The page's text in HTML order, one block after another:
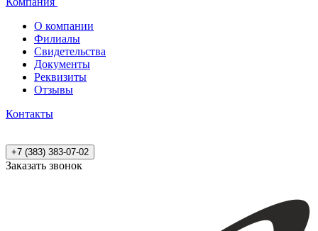
О компании
Филиалы
Свидетельства
Документы
Реквизиты
Отзывы
Контакты
+7 (383) 383-07-02
Заказать звонок